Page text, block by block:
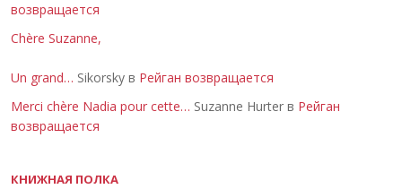
возвращается
Chère Suzanne,
Un grand… Sikorsky в Рейган возвращается
Merci chère Nadia pour cette… Suzanne Hurter в Рейган
возвращается
КНИЖНАЯ ПОЛКА